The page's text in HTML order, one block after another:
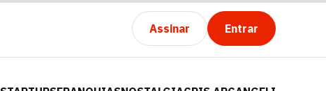
Assinar Entrar